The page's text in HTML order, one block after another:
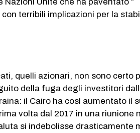
terribili implicazioni per la
quelli azionari, non sono certo
della fuga degli investitori
il Cairo ha così aumentato il
volta dal 2017 in una riunione
si indebolisse drasticamente